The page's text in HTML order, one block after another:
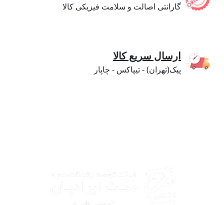
گارانتی اصالت و سلامت فیزیکی کالا
ارسال سریع کالا
پیک(تهران) - تیپاکس - چاپار